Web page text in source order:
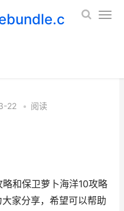
22 • 阅读
和保卫萝卜海洋10攻略
家分享，希望可以帮助